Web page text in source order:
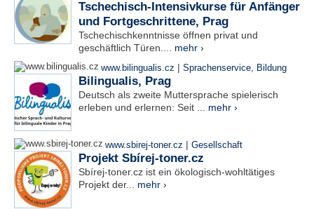
Tschechisch-Intensivkurse für Anfänger
und Fortgeschrittene, Prag
Tschechischkenntnisse öffnen privat und
geschäftlich Türen.... mehr ›
www.bilingualis.cz | Sprachenservice, Bildung
Bilingualis, Prag
Deutsch als zweite Muttersprache spielerisch
erleben und erlernen: Seit ... mehr ›
www.sbirej-toner.cz | Gesellschaft
Projekt Sbírej-toner.cz
Sbírej-toner.cz ist ein ökologisch-wohltätiges
Projekt der... mehr ›